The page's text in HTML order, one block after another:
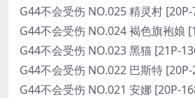
G44不会受伤 NO.025 精灵村
G44不会受伤 NO.024 褐色旗袍娘
G44不会受伤 NO.023 黑猫 [21P-
G44不会受伤 NO.022 巴斯特
G44不会受伤 NO.021 安娜 [20P-